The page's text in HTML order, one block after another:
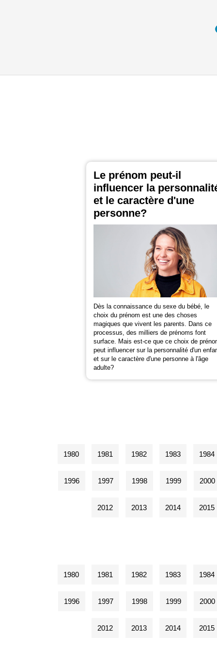
Le prénom peut-il
influencer la
et le caractère d'une
personne?
Dès la connaissance du sexe du bébé, le
choix du prénom est une des choses
magiques que vivent les parents. Dans ce
processus, des milliers de prénoms font
surface. Mais est-ce que ce choix de
peut influencer sur la personnalité d'un
et sur le caractère d'une personne à l'âge
adulte?
1980 1981 1982 1983 1984
1996 1997 1998 1999 2000
2012 2013 2014 2015
1980 1981 1982 1983 1984
1996 1997 1998 1999 2000
2012 2013 2014 2015